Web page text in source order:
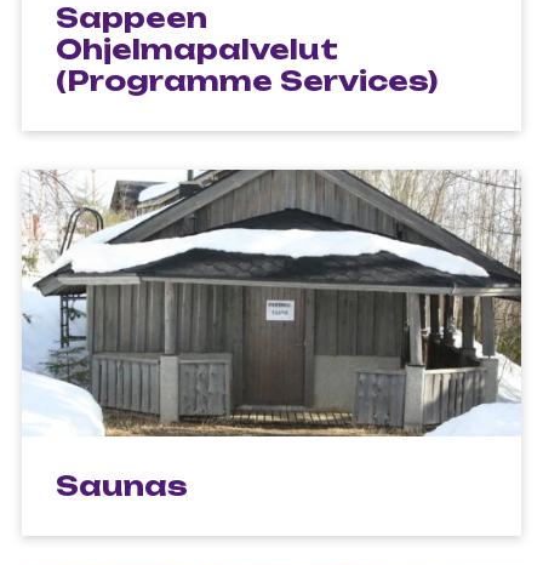
Sappeen
Ohjelmapalvelut
(Programme Services)
Saunas